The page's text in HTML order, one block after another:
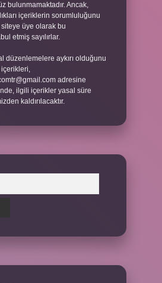
bulunmamaktadır. Ancak,
içeriklerin sorumluluğunu
siteye üye olarak bu
etmiş sayılırlar.
düzenlemelere aykırı olduğunu
adresine
ilgili içerikler yasal süre
kaldırılacaktır.